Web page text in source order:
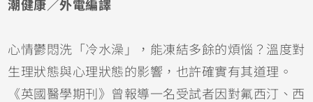
潮健康／外電編譯
心情鬱悶洗「冷水澡」，能凍結多餘的煩惱？溫度對
生理狀態與心理狀態的影響，也許確實有其道理。
《英國醫學期刊》曾報導一名受試者因對氟西汀、西